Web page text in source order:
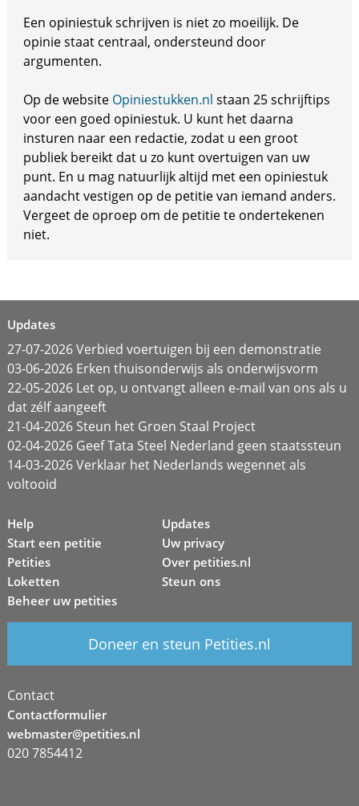
Een opiniestuk schrijven is niet zo moeilijk. De
opinie staat centraal, ondersteund door
argumenten.
Op de website Opiniestukken.nl staan 25 schrijftips
voor een goed opiniestuk. U kunt het daarna
insturen naar een redactie, zodat u een groot
publiek bereikt dat u zo kunt overtuigen van uw
punt. En u mag natuurlijk altijd met een opiniestuk
aandacht vestigen op de petitie van iemand anders.
Vergeet de oproep om de petitie te ondertekenen
niet.
Updates
27-07-2026 Verbied voertuigen bij een demonstratie
03-06-2026 Erken thuisonderwijs als onderwijsvorm
22-05-2026 Let op, u ontvangt alleen e-mail van ons als u
dat zélf aangeeft
21-04-2026 Steun het Groen Staal Project
02-04-2026 Geef Tata Steel Nederland geen staatssteun
14-03-2026 Verklaar het Nederlands wegennet als
voltooid
Help
Start een petitie
Petities
Loketten
Beheer uw petities
Updates
Uw privacy
Over petities.nl
Steun ons
Doneer en steun Petities.nl
Contact
Contactformulier
webmaster@petities.nl
020 7854412